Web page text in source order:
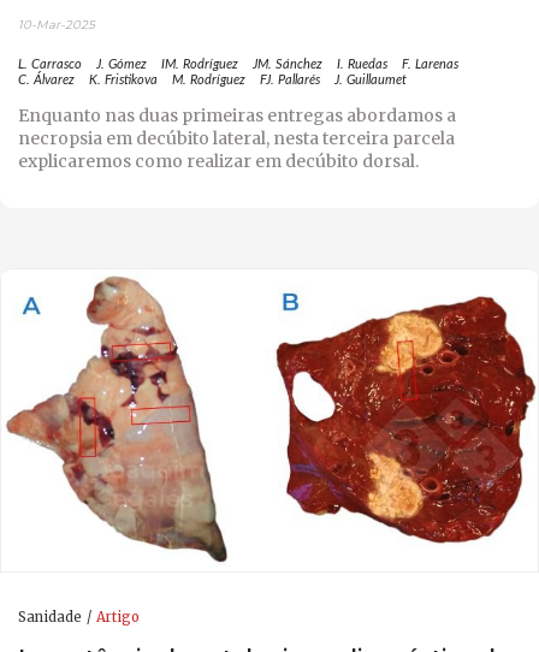
10-Mar-2025
L. Carrasco J. Gómez IM. Rodríguez JM. Sánchez I. Ruedas
F. Larenas
C. Álvarez
K. Fristikova M. Rodríguez FJ. Pallarés J. Guillaumet
Enquanto nas duas primeiras entregas abordamos a
necropsia em decúbito lateral, nesta terceira parcela
explicaremos como realizar em decúbito dorsal.
Sanidade Artigo